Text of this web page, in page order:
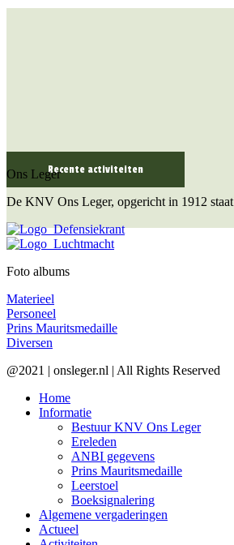
Recente activiteiten
Ons Leger
De KNV Ons Leger, opgericht in 1912
Foto albums
Materieel
Personeel
Prins Mauritsmedaille
Diversen
@2021 | onsleger.nl | All Rights Reserved
Home
Informatie
Bestuur KNV Ons Leger
Ereleden
ANBI gegevens
Prins Mauritsmedaille
Leerstoel
Boeksignalering
Algemene vergaderingen
Actueel